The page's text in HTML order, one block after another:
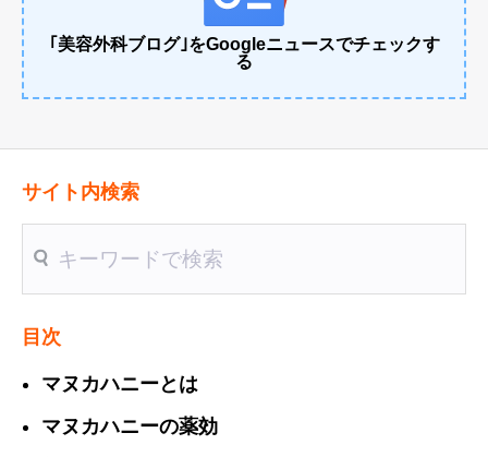
｢美容外科ブログ｣をGoogleニュースでチェックす
る
サイト内検索
送信
目次
マヌカハニーとは
マヌカハニーの薬効